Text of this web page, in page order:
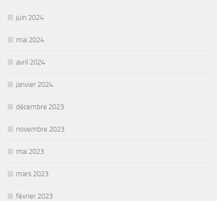
juin 2024
mai 2024
avril 2024
janvier 2024
décembre 2023
novembre 2023
mai 2023
mars 2023
février 2023